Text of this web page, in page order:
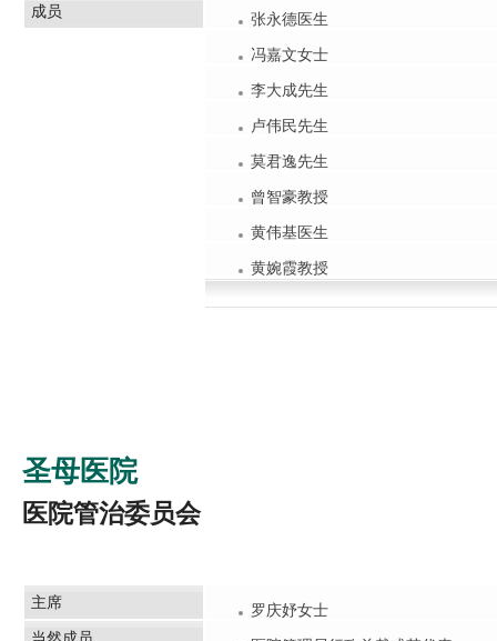
成员
张永德医生
冯嘉文女士
李大成先生
卢伟民先生
莫君逸先生
曾智豪教授
黄伟基医生
黄婉霞教授
圣母医院
医院管治委员会
主席
罗庆妤女士